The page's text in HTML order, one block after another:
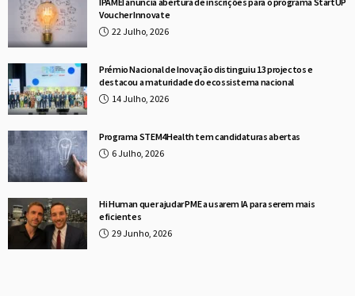
Voucher Innovate
22 Julho, 2026
Prémio Nacional de Inovação distinguiu 13 projectos e
destacou a maturidade do ecossistema nacional
14 Julho, 2026
Programa STEM4Health tem candidaturas abertas
6 Julho, 2026
Hi Human quer ajudar PME a usarem IA para serem mais
eficientes
29 Junho, 2026